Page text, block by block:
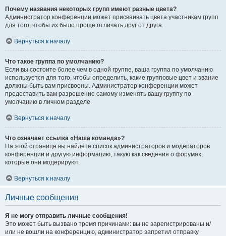
Почему названия некоторых групп имеют разные цвета?
Администратор конференции может присваивать цвета участникам групп
для того, чтобы их было проще отличать друг от друга.
Вернуться к началу
Что такое группа по умолчанию?
Если вы состоите более чем в одной группе, ваша группа по умолчанию
используется для того, чтобы определить, какие групповые цвет и звание
должны быть вам присвоены. Администратор конференции может
предоставить вам разрешение самому изменять вашу группу по
умолчанию в личном разделе.
Вернуться к началу
Что означает ссылка «Наша команда»?
На этой странице вы найдёте список администраторов и модераторов
конференции и другую информацию, такую как сведения о форумах,
которые они модерируют.
Вернуться к началу
Личные сообщения
Я не могу отправить личные сообщения!
Это может быть вызвано тремя причинами: вы не зарегистрированы и/
или не вошли на конференцию, администратор запретил отправку